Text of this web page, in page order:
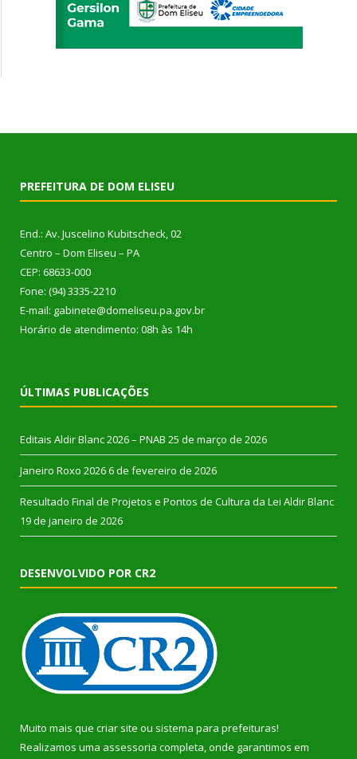
PREFEITURA DE DOM ELISEU
End.: Av. Juscelino Kubitscheck, 02
Centro – Dom Eliseu – PA
CEP: 68633-000
Fone: (94) 3335-2210
E-mail: gabinete@domeliseu.pa.gov.br
Horário de atendimento: 08h às 14h
ÚLTIMAS PUBLICAÇÕES
Editais Aldir Blanc 2026 – PNAB 25 de março de 2026
Janeiro Roxo 2026 6 de fevereiro de 2026
Resultado Final de Projetos e Pontos de Cultura da Lei Aldir Blanc
19 de janeiro de 2026
DESENVOLVIDO POR CR2
Muito mais que criar site ou sistema para prefeituras!
Realizamos uma assessoria completa, onde garantimos em